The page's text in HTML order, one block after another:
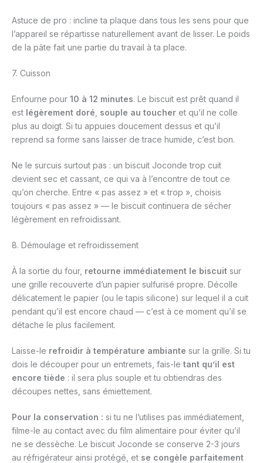
Astuce de pro : incline ta plaque dans tous les sens pour que
l’appareil se répartisse naturellement avant de lisser. Le poids
de la pâte fait une partie du travail à ta place.
7. Cuisson
Enfourne pour 10 à 12 minutes. Le biscuit est prêt quand il
est légèrement doré souple au toucher et qu’il ne colle
plus au doigt. Si tu appuies doucement dessus et qu’il
reprend sa forme sans laisser de trace humide, c’est bon.
Ne le surcuis surtout pas : un biscuit Joconde trop cuit
devient sec et cassant, ce qui va à l’encontre de tout ce
qu’on cherche. Entre « pas assez » et « trop », choisis
toujours « pas assez » — le biscuit continuera de sécher
légèrement en refroidissant.
8. Démoulage et refroidissement
À la sortie du four, retourne immédiatement le biscuit sur
une grille recouverte d’un papier sulfurisé propre. Décolle
délicatement le papier (ou le tapis silicone) sur lequel il a cuit
pendant qu’il est encore chaud — c’est à ce moment qu’il se
détache le plus facilement.
Laisse-le refroidir à température ambiante sur la grille. Si tu
dois le découper pour un entremets, fais-le tant qu’il est
encore tiède : il sera plus souple et tu obtiendras des
découpes nettes, sans émiettement.
Pour la conservation : si tu ne l’utilises pas immédiatement,
filme-le au contact avec du film alimentaire pour éviter qu’il
ne se dessèche. Le biscuit Joconde se conserve 2-3 jours
au réfrigérateur ainsi protégé, et se congèle parfaitement